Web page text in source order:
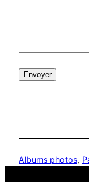
Envoyer
Albums photos,